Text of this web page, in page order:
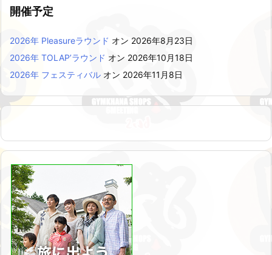
開催予定
2026年 Pleasureラウンド オン 2026年8月23日
2026年 TOLAP’ラウンド オン 2026年10月18日
2026年 フェスティバル オン 2026年11月8日